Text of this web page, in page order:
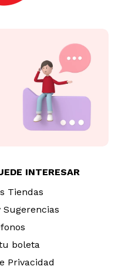
INTERESAR
Tiendas
boleta
Privacidad